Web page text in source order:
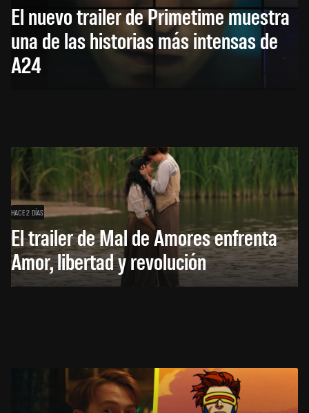
El nuevo trailer de Primetime muestra
una de las historias más intensas de
A24
HACE 2 DÍAS
El trailer de Mal de Amores enfrenta
Amor, libertad y revolución